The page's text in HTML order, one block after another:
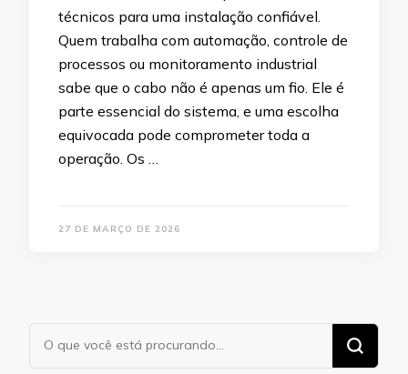
técnicos para uma instalação confiável.
Quem trabalha com automação, controle de
processos ou monitoramento industrial
sabe que o cabo não é apenas um fio. Ele é
parte essencial do sistema, e uma escolha
equivocada pode comprometer toda a
operação. Os …
27 DE MARÇO DE 2026
Procurando
algo?